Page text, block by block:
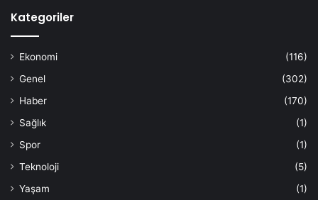
Kategoriler
Ekonomi
(116)
Genel
(302)
Haber
(170)
Sağlık
(1)
Spor
(1)
Teknoloji
(5)
Yaşam
(1)